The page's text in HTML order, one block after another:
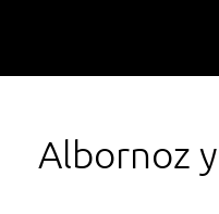
Albornoz